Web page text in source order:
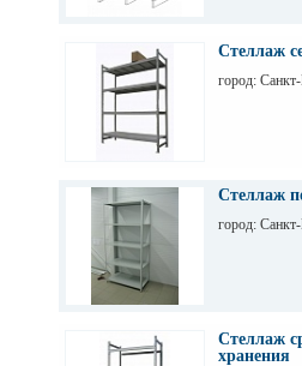
Стеллаж
город:
Стеллаж
город:
Стеллаж
хранения